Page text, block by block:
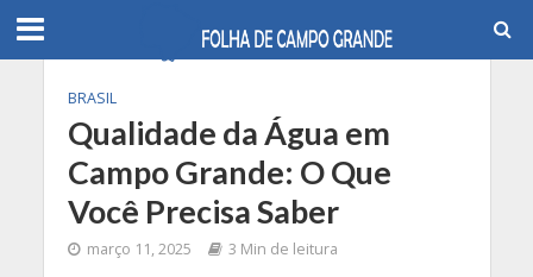
BRASIL
Qualidade da Água em
Campo Grande: O Que
Você Precisa Saber
março 11, 2025 3 Min de leitura